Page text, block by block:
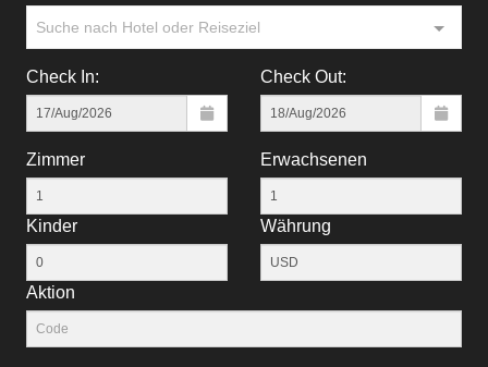
Suche nach Hotel oder Reiseziel
Check In: Check Out:
Zimmer Erwachsenen
Kinder Währung
Aktion